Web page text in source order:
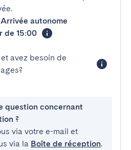
Arrivée autonome
de 15:00
avez besoin de
question concernant
?
via votre e-mail et
via la Boîte de réception.